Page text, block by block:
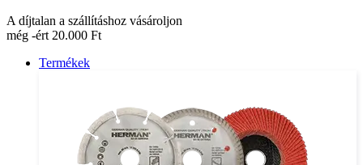
A díjtalan a szállításhoz vásároljon
még -ért 20.000 Ft
Termékek